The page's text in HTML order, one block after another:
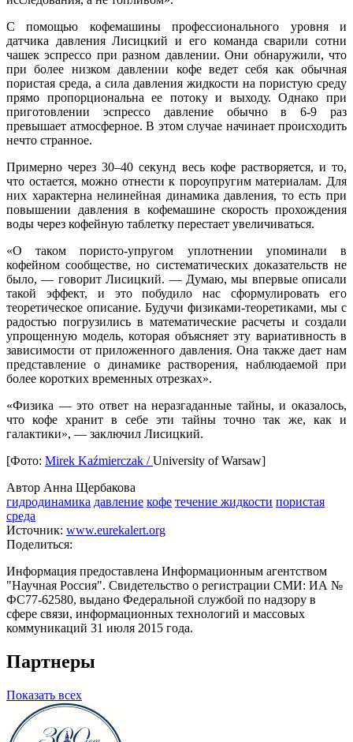
С помощью кофемашины профессионального уровня и
датчика давления Лисицкий и его команда сварили сотни
чашек эспрессо при разном давлении. Они обнаружили, что
при более низком давлении кофе ведет себя как обычная
пористая среда, а сила давления жидкости на пористую среду
прямо пропорциональна ее потоку и выходу. Однако при
приготовлении эспрессо давление обычно в 6-9 раз
превышает атмосферное. В этом случае начинает происходить
нечто странное.
Примерно через 30–40 секунд весь кофе растворяется, и то,
что остается, можно отнести к пороупругим материалам. Для
них характерна нелинейная динамика давления, то есть при
повышении давления в кофемашине скорость прохождения
воды через кофейную таблетку перестает увеличиваться.
«О таком пористо-упругом уплотнении упоминали в
кофейном сообществе, но систематических доказательств не
было, — говорит Лисицкий. — Думаю, мы впервые описали
такой эффект, и это побудило нас сформулировать его
теоретическое описание. Будучи физиками-теоретиками, мы с
радостью погрузились в математические расчеты и создали
упрощенную модель, которая объясняет эту вариативность в
зависимости от приложенного давления. Она также дает нам
представление о динамике растворения, наблюдаемой при
более коротких временных отрезках».
«Физика — это ответ на неразгаданные тайны, и оказалось,
что кофе хранит в себе эти тайны точно так же, как и
галактики», — заключил Лисицкий.
[Фото: Mirek Kaźmierczak /University of Warsaw]
Автор Анна Щербакова
гидродинамика давление кофе течение жидкости пористая
среда
Источник: www.eurekalert.org
Поделиться:
Информация предоставлена Информационным агентством
"Научная Россия". Свидетельство о регистрации СМИ: ИА №
ФС77-62580, выдано Федеральной службой по надзору в
сфере связи, информационных технологий и массовых
коммуникаций 31 июля 2015 года.
Партнеры
Показать всех